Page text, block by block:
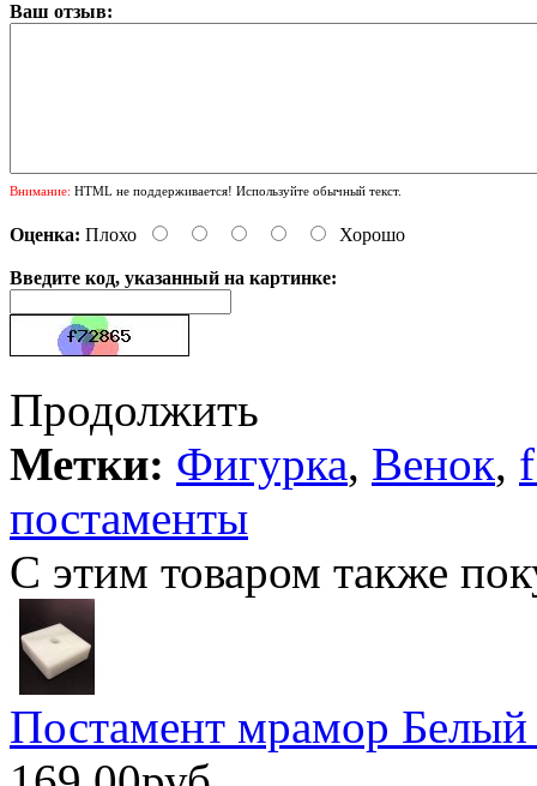
Ваш отзыв:
Внимание: HTML не поддерживается! Используйте обычный текст.
Оценка: Плохо Хорошо
Введите код, указанный на картинке:
Продолжить
Метки: Фигурка, Венок,
постаменты
С этим товаром также
Постамент мрамор Белый